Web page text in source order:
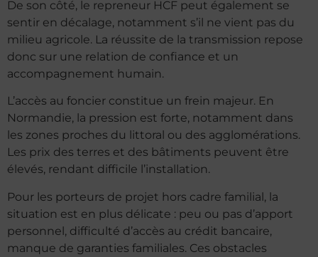
De son côté, le repreneur HCF peut également se
sentir en décalage, notamment s’il ne vient pas du
milieu agricole. La réussite de la transmission repose
donc sur une relation de confiance et un
accompagnement humain.
L’accès au foncier constitue un frein majeur. En
Normandie, la pression est forte, notamment dans
les zones proches du littoral ou des agglomérations.
Les prix des terres et des bâtiments peuvent être
élevés, rendant difficile l’installation.
Pour les porteurs de projet hors cadre familial, la
situation est en plus délicate : peu ou pas d’apport
personnel, difficulté d’accès au crédit bancaire,
manque de garanties familiales. Ces obstacles